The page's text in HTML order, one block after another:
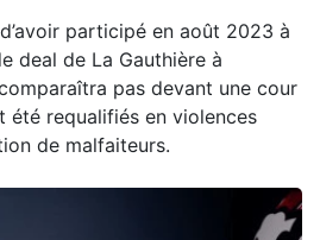
participé en août 2023 à
deal de La Gauthière à
pas devant une cour
été requalifiés en violences
de malfaiteurs.